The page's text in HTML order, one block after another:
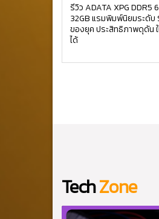
รีวิว ADATA XPG
32GB แรมพิมพ์นิยมระดับ
ของยุค ประสิทธิภาพดุดัน
ได้
TechZone